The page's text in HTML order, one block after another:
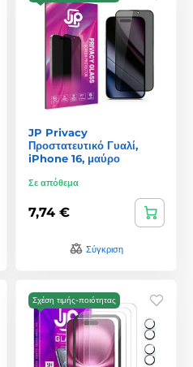
JP Privacy
Προστατευτικό Γυαλί,
iPhone 16, μαύρο
Σε απόθεμα
7,74 €
Σύγκριση
Σχέση τιμής-ποιότητας